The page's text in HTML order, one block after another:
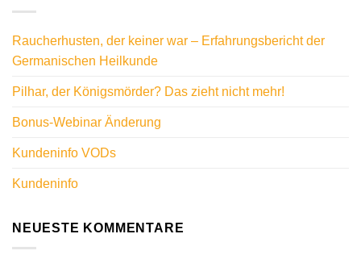
Raucherhusten, der keiner war – Erfahrungsbericht der
Germanischen Heilkunde
Pilhar, der Königsmörder? Das zieht nicht mehr!
Bonus-Webinar Änderung
Kundeninfo VODs
Kundeninfo
NEUESTE KOMMENTARE